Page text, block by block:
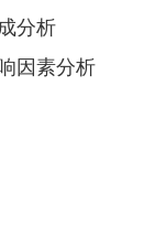
分析
因素分析